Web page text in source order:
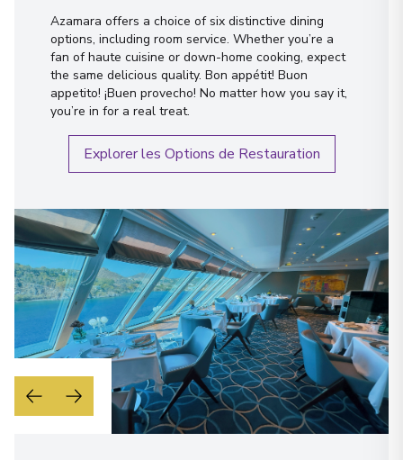
Azamara offers a choice of six distinctive dining
options, including room service. Whether you’re a
fan of haute cuisine or down-home cooking, expect
the same delicious quality. Bon appétit! Buon
appetito! ¡Buen provecho! No matter how you say it,
you’re in for a real treat.
Explorer les Options de Restauration